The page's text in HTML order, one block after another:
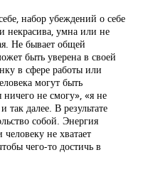
набор убеждений о себе
некрасива, умна или не
Не бывает общей
быть уверена в своей
в сфере работы или
могут быть
не смогу», «я не
далее. В результате
собой. Энергия
не хватает
чего-то достичь в